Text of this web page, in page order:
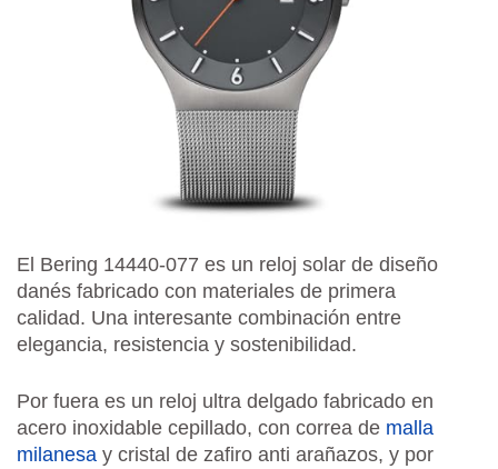
El Bering 14440-077 es un reloj solar de diseño
danés fabricado con materiales de primera
calidad. Una interesante combinación entre
elegancia, resistencia y sostenibilidad.
Por fuera es un reloj ultra delgado fabricado en
acero inoxidable cepillado, con correa de malla
milanesa y cristal de zafiro anti arañazos, y por